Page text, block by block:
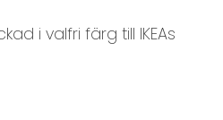
i valfri färg till IKEAs